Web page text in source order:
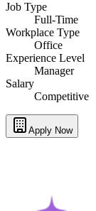
Job Type
Full-Time
Workplace Type
Office
Experience Level
Manager
Salary
Competitive
Apply Now